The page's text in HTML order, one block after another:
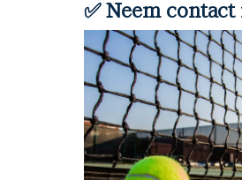
✅ Neem contact